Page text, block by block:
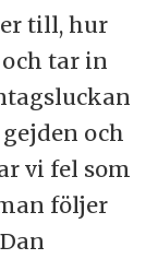
till, hur
tar in
och
vi fel som
följer